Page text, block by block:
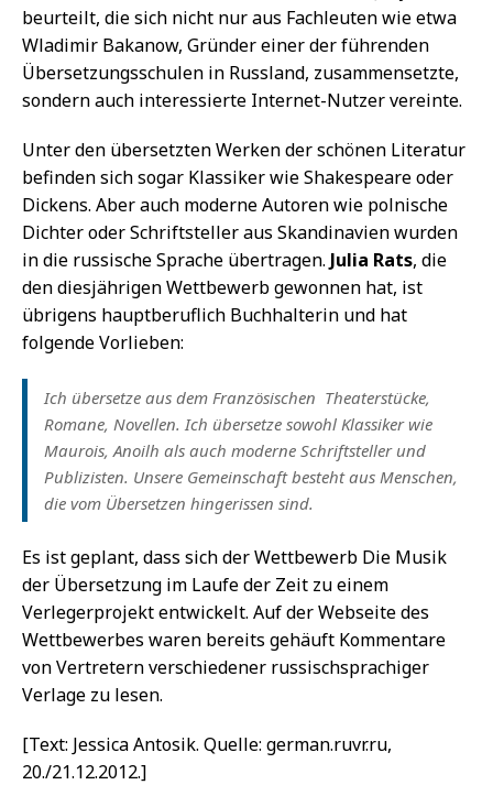
beurteilt, die sich nicht nur aus Fachleuten wie etwa
Wladimir Bakanow, Gründer einer der führenden
Übersetzungsschulen in Russland, zusammensetzte,
sondern auch interessierte Internet-Nutzer vereinte.
Unter den übersetzten Werken der schönen Literatur
befinden sich sogar Klassiker wie Shakespeare oder
Dickens. Aber auch moderne Autoren wie polnische
Dichter oder Schriftsteller aus Skandinavien wurden
in die russische Sprache übertragen. Julia Rats, die
den diesjährigen Wettbewerb gewonnen hat, ist
übrigens hauptberuflich Buchhalterin und hat
folgende Vorlieben:
Ich übersetze aus dem Französischen  Theaterstücke,
Romane, Novellen. Ich übersetze sowohl Klassiker wie
Maurois, Anoilh als auch moderne Schriftsteller und
Publizisten. Unsere Gemeinschaft besteht aus Menschen,
die vom Übersetzen hingerissen sind.
Es ist geplant, dass sich der Wettbewerb Die Musik
der Übersetzung im Laufe der Zeit zu einem
Verlegerprojekt entwickelt. Auf der Webseite des
Wettbewerbes waren bereits gehäuft Kommentare
von Vertretern verschiedener russischsprachiger
Verlage zu lesen.
[Text: Jessica Antosik. Quelle: german.ruvr.ru,
20./21.12.2012.]